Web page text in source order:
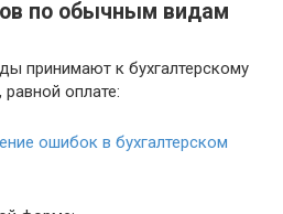
по обычным видам
принимают к бухгалтерскому
оплате:
ошибок в бухгалтерском